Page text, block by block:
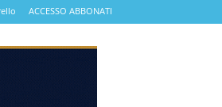
ACCESSO ABBONATI